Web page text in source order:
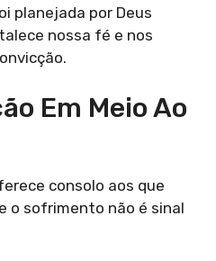
planejada por Deus
nossa fé e nos
Em Meio Ao
consolo aos que
o sofrimento não é sinal